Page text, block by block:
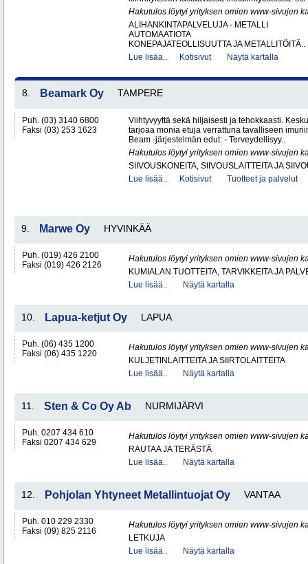
Hakutulos löytyi yrityksen omien www-sivujen
ALIHANKINTAPALVELUJA - METALLI
AUTOMAATIOTA
KONEPAJATEOLLISUUTTA JA METALLITÖITÄ..
Lue lisää..
Kotisivut Näytä kartalla
8. Beamark Oy TAMPERE
Puh. (03) 3140 6800
Faksi (03) 253 1623
Viihtyvyyttä sekä hiljaisesti ja tehokkaasti.
tarjoaa monia etuja verrattuna tavalliseen
Beam -järjestelmän edut: - Terveydellisyy..
Hakutulos löytyi yrityksen omien www-sivujen
SIIVOUSKONEITA, SIIVOUSLAITTEITA JA
Lue lisää..
Kotisivut Tuotteet ja palvelut
9. Marwe Oy HYVINKÄÄ
Puh. (019) 426 2100
Faksi (019) 426 2126
Hakutulos löytyi yrityksen omien www-sivujen
KUMIALAN TUOTTEITA, TARVIKKEITA JA
Lue lisää..
Näytä kartalla
10. Lapua-ketjut Oy LAPUA
Puh. (06) 435 1200
Faksi (06) 435 1220
Hakutulos löytyi yrityksen omien www-sivujen
KULJETINLAITTEITA JA SIIRTOLAITTEITA
Lue lisää..
Näytä kartalla
11. Sten & Co Oy Ab NURMIJÄRVI
Puh. 0207 434 610
Faksi 0207 434 629
Hakutulos löytyi yrityksen omien www-sivujen
RAUTAA JA TERÄSTÄ
Lue lisää..
Näytä kartalla
12. Pohjolan Yhtyneet Metallintuojat Oy VANTAA
Puh. 010 229 2330
Faksi (09) 825 2116
Hakutulos löytyi yrityksen omien www-sivujen
LETKUJA
Lue lisää..
Näytä kartalla